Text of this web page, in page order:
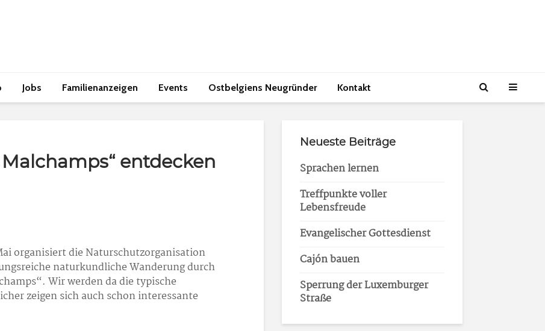
Jobs Familienanzeigen Events Ostbelgiens Neugründer Kontakt
entdecken
organisiert die Naturschutzorganisation
naturkundliche Wanderung durch
Wir werden da die typische
zeigen sich auch schon interessante
Neueste Beiträge
Sprachen lernen
Treffpunkte voller
Lebensfreude
Evangelischer Gottesdienst
Cajón bauen
Sperrung der Luxemburger
Straße